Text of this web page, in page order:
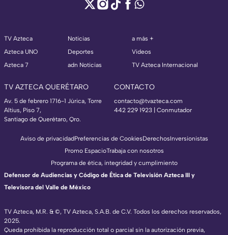
TV Azteca
Azteca UNO
Azteca 7
Noticias
Deportes
adn Noticias
a más +
Videos
TV Azteca Internacional
TV AZTECA QUERÉTARO
Av. 5 de febrero 1716-1 Júrica, Torre
Altius, Piso 7,
Santiago de Querétaro, Qro.
CONTACTO
contacto@tvazteca.com
442 229 1923 | Conmutador
TV Azteca, M.R. & ©, TV Azteca, S.A.B. de C.V. Todos los derechos reservados,
2025.
Queda prohibida la reproducción total o parcial sin la autorización previa,
Aviso de privacidadPreferencias de CookiesDerechosInversionistas
Promo EspacioTrabaja con nosotros
Programa de ética, integridad y cumplimiento
Defensor de Audiencias y Código de Ética de Televisión Azteca III y
Televisora del Valle de México